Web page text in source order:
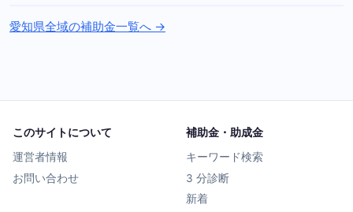
愛知県全域の補助金一覧へ →
このサイトについて
運営者情報
お問い合わせ
補助金・助成金
キーワード検索
3 分診断
新着